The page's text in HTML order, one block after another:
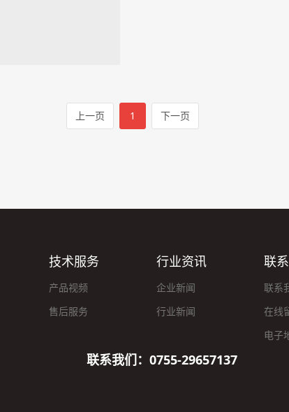
上一页 1 下一页
技术服务
产品视频
售后服务
行业资讯
企业新闻
行业新闻
联
联系
在线
电子
联系我们：0755-29657137